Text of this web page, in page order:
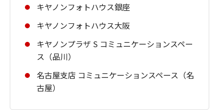
キヤノンフォトハウス銀座
キヤノンフォトハウス大阪
キヤノンプラザ S コミュニケーションスペー
ス（品川）
名古屋支店 コミュニケーションスペース（名
古屋）